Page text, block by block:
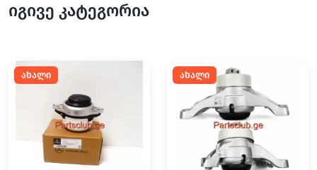
იგივე კატეგორია
ახალი ახალი